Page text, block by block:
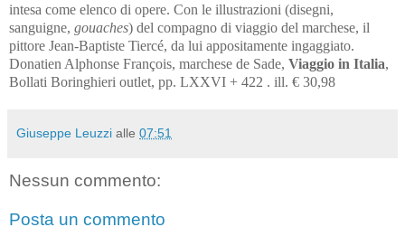
intesa come elenco di opere. Con le illustrazioni (disegni,
sanguigne, gouaches) del compagno di viaggio del marchese, il
pittore Jean-Baptiste Tiercé, da lui appositamente ingaggiato.
Donatien Alphonse François, marchese de Sade, Viaggio in Italia,
Bollati Boringhieri outlet, pp. LXXVI + 422 . ill. € 30,98
Giuseppe Leuzzi alle 07:51
Nessun commento:
Posta un commento